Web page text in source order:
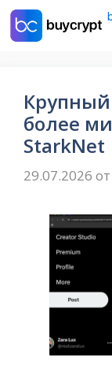
Перейти
Крупный
более
StarkNet
29.07.2026 от